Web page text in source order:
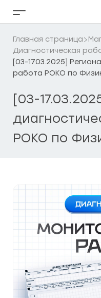
Кнопка
бокового
меню
Главная страница
Диагностическая
[03-17.03.2025]
работа РОКО по
[03-
РОКО по